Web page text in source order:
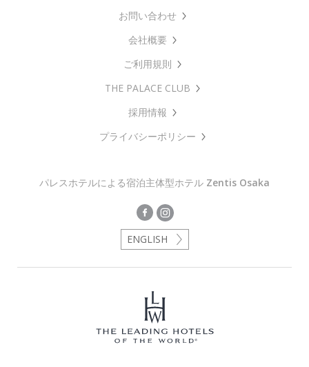
お問い合わせ
会社概要
ご利用規則
THE PALACE CLUB
採用情報
プライバシーポリシー
パレスホテルによる宿泊主体型ホテル Zentis Osaka
ENGLISH